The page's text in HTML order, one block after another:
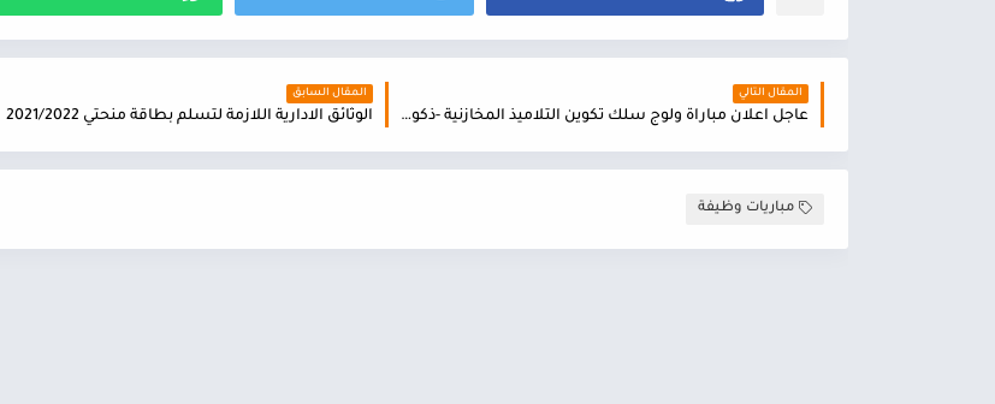
المقال التالي
عاجل اعلان مباراة ولوج سلك تكوين التلاميذ المخازنية -ذكور وإناث- برسم سنة 2022
المقال السابق
الوثائق الادارية اللازمة لتسلم بطاقة منحتي 2021/2022
مباريات وظيفة